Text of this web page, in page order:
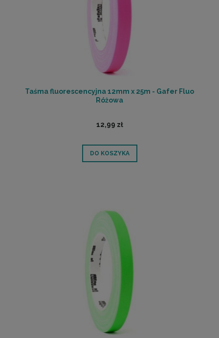
Taśma fluorescencyjna 12mm x 25m - Gafer Fluo
Różowa
12,99 zł
DO KOSZYKA